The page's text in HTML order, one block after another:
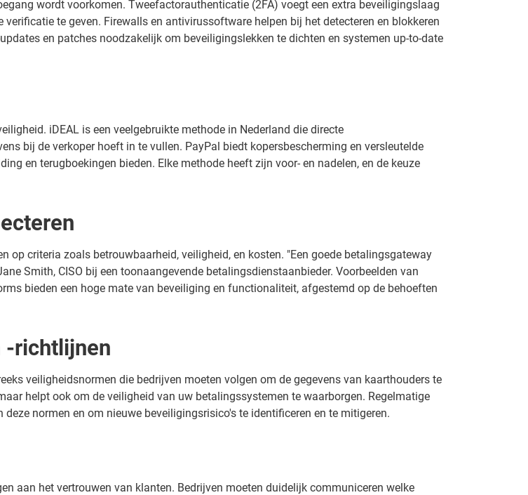
wordt voorkomen. Tweefactorauthenticatie (2FA) voegt een extra beveiligingslaag
te geven. Firewalls en antivirussoftware helpen bij het detecteren en blokkeren
en patches noodzakelijk om beveiligingslekken te dichten en systemen up-to-date
iDEAL is een veelgebruikte methode in Nederland die directe
bij de verkoper hoeft in te vullen. PayPal biedt kopersbescherming en versleutelde
en terugboekingen bieden. Elke methode heeft zijn voor- en nadelen, en de keuze
op criteria zoals betrouwbaarheid, veiligheid, en kosten. "Een goede betalingsgateway
Smith, CISO bij een toonaangevende betalingsdienstaanbieder. Voorbeelden van
bieden een hoge mate van beveiliging en functionaliteit, afgestemd op de behoeften
-richtlijnen
veiligheidsnormen die bedrijven moeten volgen om de gegevens van kaarthouders te
helpt ook om de veiligheid van uw betalingssystemen te waarborgen. Regelmatige
normen en om nieuwe beveiligingsrisico's te identificeren en te mitigeren.
aan het vertrouwen van klanten. Bedrijven moeten duidelijk communiceren welke